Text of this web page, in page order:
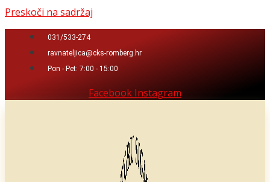
Preskoči na sadržaj
031/533-274
ravnateljica@cks-romberg.hr
Pon - Pet: 7:00 - 15:00
Facebook Instagram